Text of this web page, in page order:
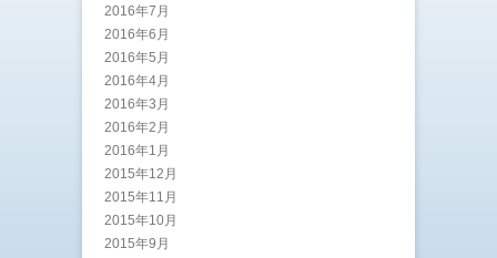
2016年7月
2016年6月
2016年5月
2016年4月
2016年3月
2016年2月
2016年1月
2015年12月
2015年11月
2015年10月
2015年9月